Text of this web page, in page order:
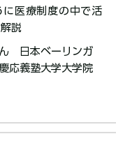
に医療制度の中で活
説​​​
日本ベーリンガ
応義塾大学大学院​​​​​​​​​